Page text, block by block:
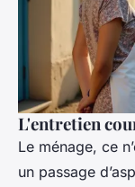
L'entretien
Le ménage, ce
un passage